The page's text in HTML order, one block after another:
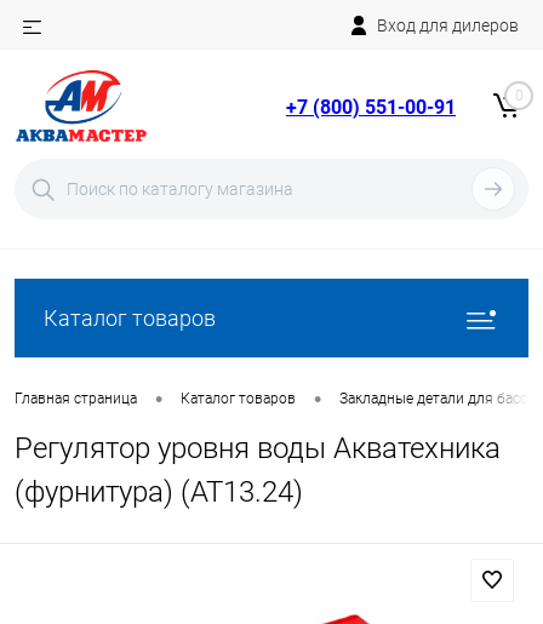
Вход для дилеров
+7 (800) 551-00-91 0
Каталог товаров
Главная страница • Каталог товаров • Закладные детали для
Регулятор уровня воды Акватехника
(фурнитура) (AT13.24)